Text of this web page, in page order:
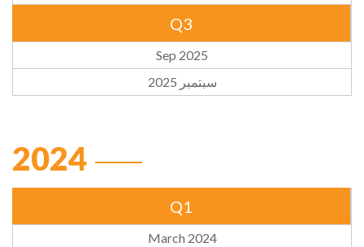
Q3
Sep 2025
سبتمبر 2025
2024
Q1
March 2024